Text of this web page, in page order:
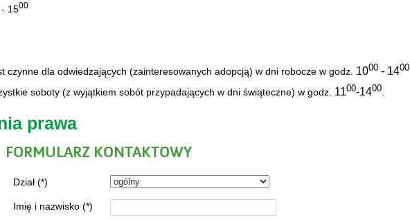
1500
czynne dla odwiedzających (zainteresowanych adopcją) w dni robocze w godz. 1000 - 1400
soboty (z wyjątkiem sobót przypadających w dni świąteczne) w godz. 1100-1400.
prawa
FORMULARZ KONTAKTOWY
Dział (*)
Imię i nazwisko (*)